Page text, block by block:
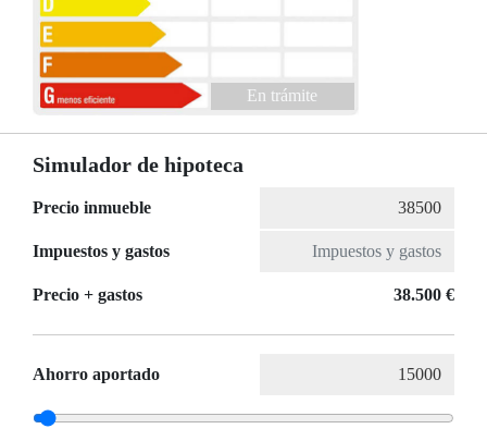
En trámite
Simulador de hipoteca
Precio inmueble
Impuestos y gastos
Precio + gastos 38.500 €
Ahorro aportado